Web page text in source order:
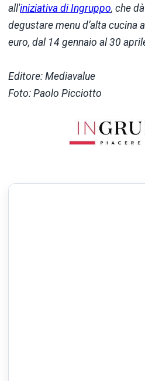
all'iniziativa di Ingruppo, che
degustare menu d’alta cucina
euro, dal 14 gennaio al 30
Editore: Mediavalue
Foto: Paolo Picciotto